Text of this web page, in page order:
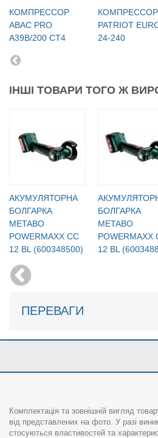
КОМПРЕССОР
ABAC PRO
A39B/200 CT4
КОМПРЕССОР
PATRIOT
24-240
ІНШІ ТОВАРИ ТОГО Ж
АКУМУЛЯТОРНА
БОЛГАРКА
METABO
POWERMAXX CC
12 BL (600348500)
БОЛГАРКА
METABO
POWERMAXX
12 BL
ПЕРЕВАГИ
Комплектація та зовнішній вигляд
від представлених на фото. У разі
стосуються властивостей та